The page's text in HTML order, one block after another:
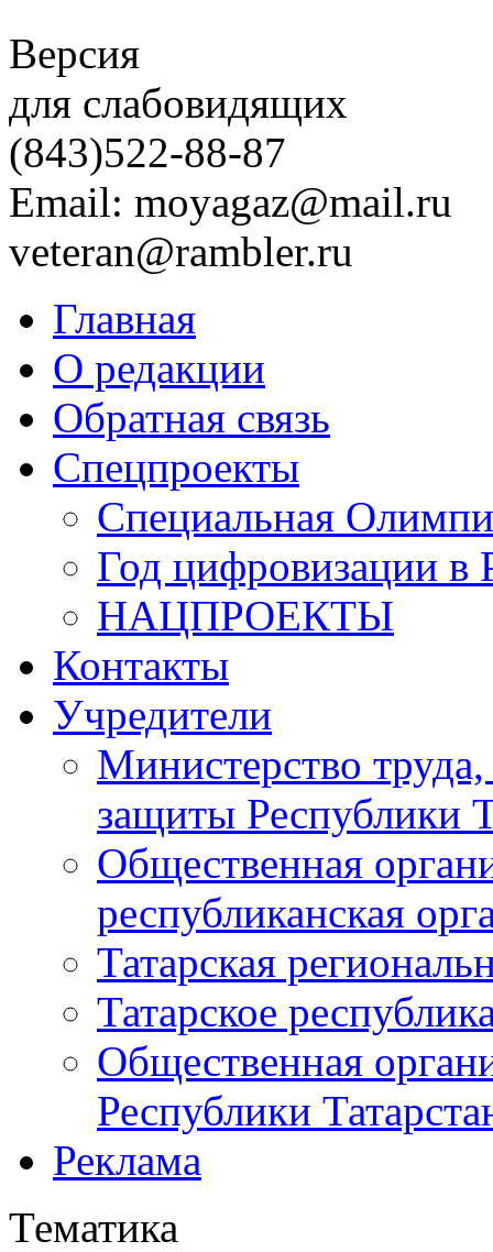
Версия
для слабовидящих
(843)522-88-87
Email: moyagaz@mail.ru
veteran@rambler.ru
Главная
О редакции
Обратная связь
Спецпроекты
Специальная
Год цифровизации в
НАЦПРОЕКТЫ
Контакты
Учредители
Министерство
защиты Республики
Общественная
республиканская
Татарская
Татарское
Общественная
Республики
Реклама
Тематика